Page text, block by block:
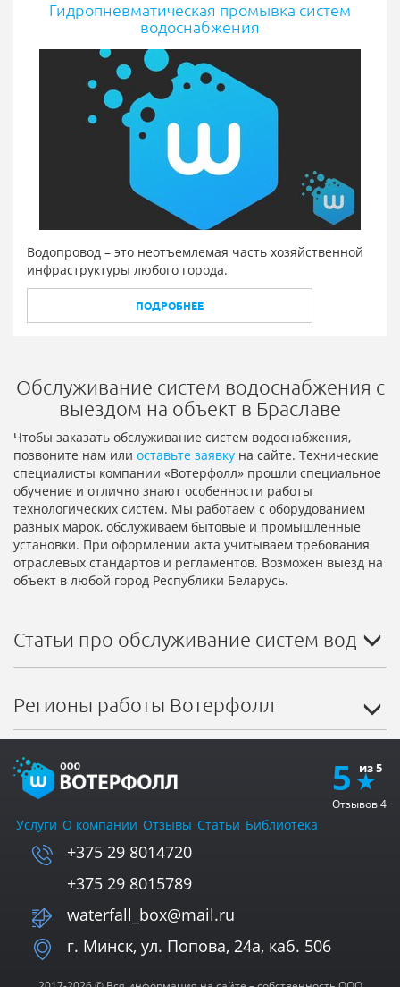
Гидропневматическая промывка систем
водоснабжения
Водопровод – это неотъемлемая часть хозяйственной
инфраструктуры любого города.
ПОДРОБНЕЕ
Обслуживание систем водоснабжения с
выездом на объект в Браславе
Чтобы заказать обслуживание систем водоснабжения,
позвоните нам или оставьте заявку на сайте. Технические
специалисты компании «Вотерфолл» прошли специальное
обучение и отлично знают особенности работы
технологических систем. Мы работаем с оборудованием
разных марок, обслуживаем бытовые и промышленные
установки. При оформлении акта учитываем требования
отраслевых стандартов и регламентов. Возможен выезд на
объект в любой город Республики Беларусь.
Статьи про обслуживание систем
Регионы работы Вотерфолл
5
Отзывов4
Услуги О компании Отзывы Статьи Библиотека
+375 29 8014720
+375 29 8015789
waterfall_box@mail.ru
г. Минск, ул. Попова, 24а, каб. 506